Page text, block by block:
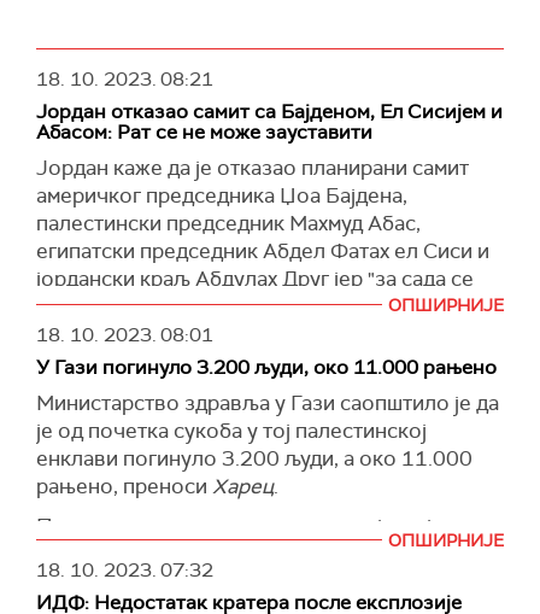
Према његовим речима, судбина читавог
региона виси о концу.
(theguardian.com)
18. 10. 2023.08:21
Јордан отказао самит са Бајденом, Ел Сисијем и
Абасом: Рат се не може зауставити
Јордан каже да је отказао планирани самит
америчког председника Џоа Бајдена,
палестински председник Махмуд Абас,
египатски председник Абдел Фатах ел Сиси и
јордански краљ Абдулах Друг јер "за сада се
рат не може зауставити“, оптужујући Израел
да је извршио "масакр."
Јордански министар спољних послова Ајман
ел Сафади каже у саопштењу да су "након
консултација са својом палестинском и
египатском браћом, и након разговора са САД,
одлучили да се самит не одржи".
Циљ је био, како се истиче, да се дође до
решења које би зауставило рат, поштовање
живота Палестинаца и пружање помоћи коју
заслужују.
ОПШИРНИЈЕ
18. 10. 2023.08:01
У Гази погинуло 3.200 људи, око 11.000 рањено
Министарство здравља у Гази саопштило је да
је од почетка сукоба у тој палестинској
енклави погинуло 3.200 људи, а око 11.000
рањено, преноси Харец.
Портпарол министарства истакао је да је
Израел наставио да напада Газу "чак и након
злочиначког напада на болницу".
ОПШИРНИЈЕ
18. 10. 2023.07:32
ИДФ: Недостатак кратера после експлозије